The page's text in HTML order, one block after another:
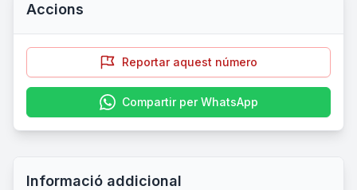
Accions
Reportar aquest número
Compartir per WhatsApp
Informació addicional